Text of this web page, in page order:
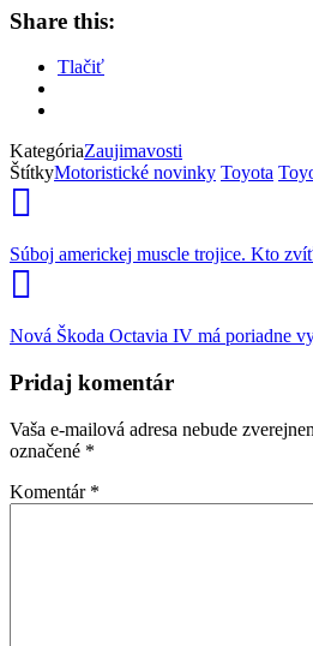
Share this:
Tlačiť
KategóriaZaujimavosti
ŠtítkyMotoristické novinky Toyota
Súboj americkej muscle trojice. Kto
Nová Škoda Octavia IV má poriadne
Pridaj komentár
Vaša e-mailová adresa nebude
označené *
Komentár *